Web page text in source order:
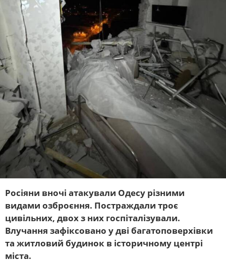
Росіяни вночі атакували Одесу різними
видами озброєння. Постраждали троє
цивільних, двох з них госпіталізували.
Влучання зафіксовано у дві багатоповерхівки
та житловий будинок в історичному центрі
міста.